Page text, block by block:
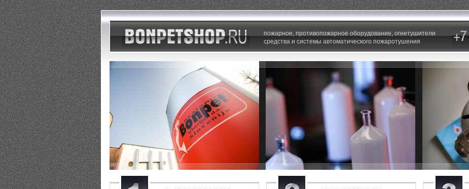
пожарное, противопожарное оборудование, огнетушители
средства и системы автоматического пожаротушения